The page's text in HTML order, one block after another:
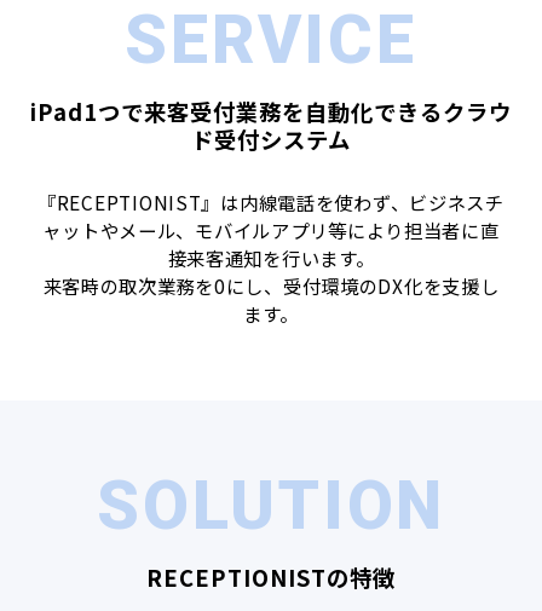
SERVICE
iPad1つで来客受付業務を自動化できるクラウ
ド受付システム
『RECEPTIONIST』は内線電話を使わず、ビジネスチ
ャットやメール、モバイルアプリ等により担当者に直
接来客通知を行います。
来客時の取次業務を0にし、受付環境のDX化を支援し
ます。
SOLUTION
RECEPTIONISTの特徴